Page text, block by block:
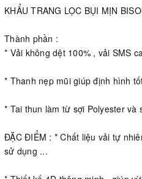
KHẨU TRANG LỌC BỤI MỊN
Thành phần :
* Vải không dệt 100% , vải SMS
* Thanh nẹp mũi giúp định hình
* Tai thun làm từ sợi Polyester và
ĐẶC ĐIỂM : * Chất liệu vải tự
sử dụng ...